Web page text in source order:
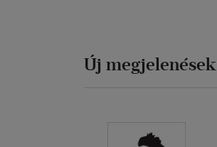
Új megjelenések